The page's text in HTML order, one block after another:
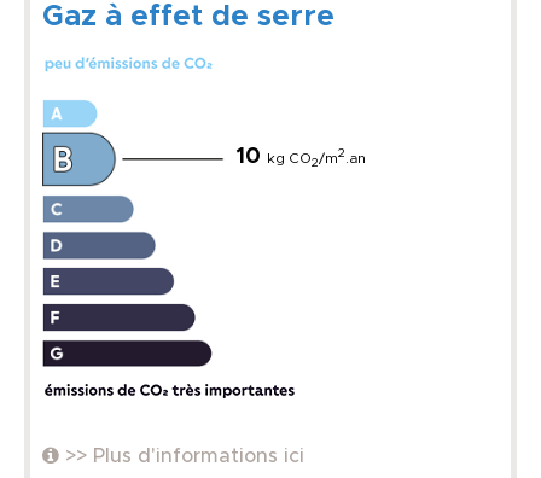
Gaz à effet de serre
10 kg CO2/m2 .an
>> Plus d'informations ici